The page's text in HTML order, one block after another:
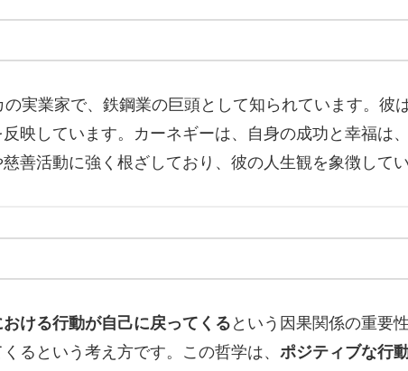
実業家で、鉄鋼業の巨頭として知られています。彼は
映しています。カーネギーは、自身の成功と幸福は
善活動に強く根ざしており、彼の人生観を象徴してい
ける行動が自己に戻ってくる という因果関係の重要
るという考え方です。この哲学は、 ポジティブな行